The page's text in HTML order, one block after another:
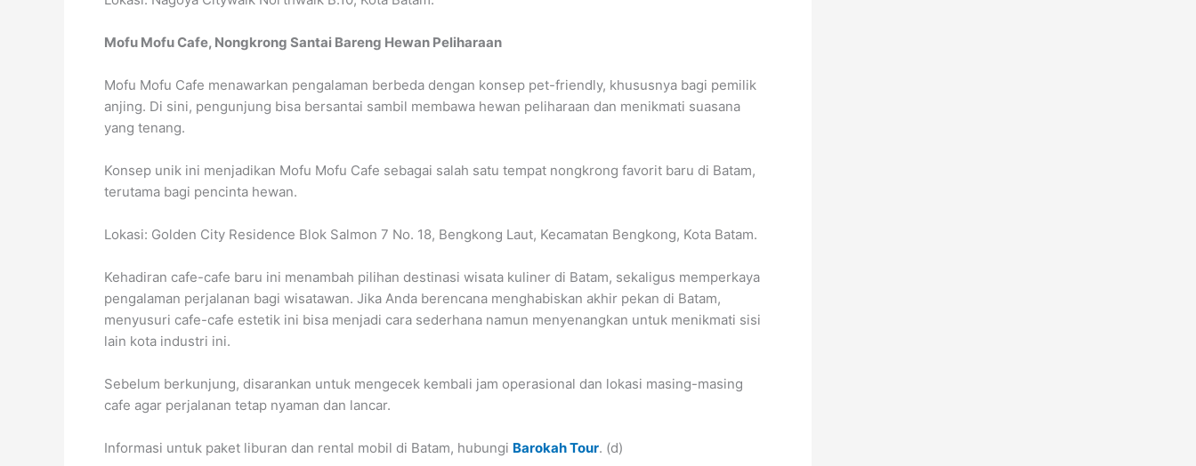
Mofu Mofu Cafe, Nongkrong Santai Bareng Hewan Peliharaan
Mofu Mofu Cafe menawarkan pengalaman berbeda dengan konsep pet-friendly, khususnya bagi pemilik
anjing. Di sini, pengunjung bisa bersantai sambil membawa hewan peliharaan dan menikmati suasana
yang tenang.
Konsep unik ini menjadikan Mofu Mofu Cafe sebagai salah satu tempat nongkrong favorit baru di Batam,
terutama bagi pencinta hewan.
Lokasi: Golden City Residence Blok Salmon 7 No. 18, Bengkong Laut, Kecamatan Bengkong, Kota Batam.
Kehadiran cafe-cafe baru ini menambah pilihan destinasi wisata kuliner di Batam, sekaligus memperkaya
pengalaman perjalanan bagi wisatawan. Jika Anda berencana menghabiskan akhir pekan di Batam,
menyusuri cafe-cafe estetik ini bisa menjadi cara sederhana namun menyenangkan untuk menikmati sisi
lain kota industri ini.
Sebelum berkunjung, disarankan untuk mengecek kembali jam operasional dan lokasi masing-masing
cafe agar perjalanan tetap nyaman dan lancar.
Informasi untuk paket liburan dan rental mobil di Batam, hubungi Barokah Tour. (d)